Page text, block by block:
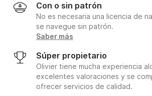
Con o sin patrón
No es necesaria una licencia de
se navegue sin patrón.
Saber más
Súper propietario
Olivier tiene mucha experiencia
excelentes valoraciones y se
ofrecer servicios de calidad.